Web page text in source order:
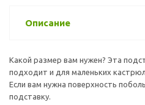
Описание
Какой размер вам нужен? Эта
подходит и для маленьких
Если вам нужна поверхность
подставку.